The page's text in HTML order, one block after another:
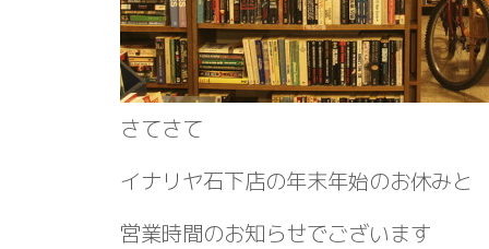
さてさて
イナリヤ石下店の年末年始のお休みと
営業時間のお知らせでございます